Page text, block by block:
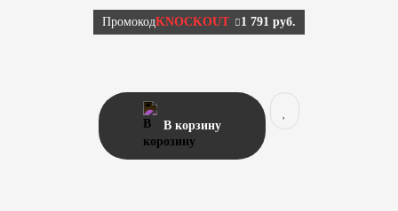
ПромокодKNOCKOUT 1 791 руб.
В корзину